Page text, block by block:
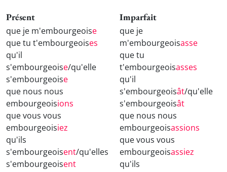
Présent
que je m'embourgeoise
que tu t'embourgeoises
qu'il
s'embourgeoise/qu'elle
s'embourgeoise
que nous nous
embourgeoisions
que vous vous
embourgeoisiez
qu'ils
s'embourgeoisent/qu'elles
s'embourgeoisent
Imparfait
que je
m'embourgeoisasse
que tu
t'embourgeoisasses
qu'il
s'embourgeoisât/qu'elle
s'embourgeoisât
que nous nous
embourgeoisassions
que vous vous
embourgeoisassiez
qu'ils